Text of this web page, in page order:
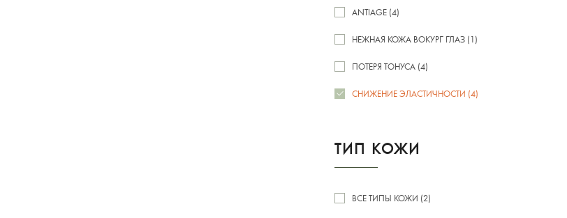
ANTIAGE (4)
НЕЖНАЯ КОЖА ВОКУРГ ГЛАЗ (1)
ПОТЕРЯ ТОНУСА (4)
СНИЖЕНИЕ ЭЛАСТИЧНОСТИ (4)
ТИП КОЖИ
ВСЕ ТИПЫ КОЖИ (2)